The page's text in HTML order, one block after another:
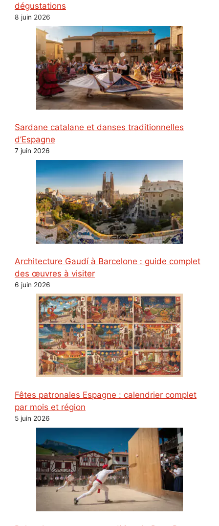
dégustations
8 juin 2026
Sardane catalane et danses traditionnelles
d’Espagne
7 juin 2026
Architecture Gaudí à Barcelone : guide complet
des œuvres à visiter
6 juin 2026
Fêtes patronales Espagne : calendrier complet
par mois et région
5 juin 2026